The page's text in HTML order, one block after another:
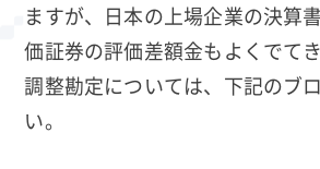
ますが、日本の上場企業の決算
価証券の評価差額金もよくでて
調整勘定については、下記のブ
い。